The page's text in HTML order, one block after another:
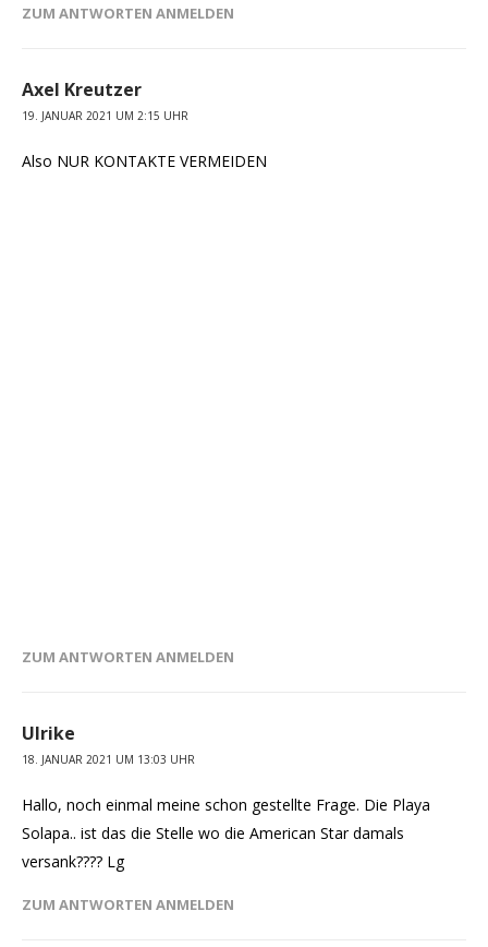
ZUM ANTWORTEN ANMELDEN
Axel Kreutzer
19. JANUAR 2021 UM 2:15 UHR
Also NUR KONTAKTE VERMEIDEN
ZUM ANTWORTEN ANMELDEN
Ulrike
18. JANUAR 2021 UM 13:03 UHR
Hallo, noch einmal meine schon gestellte Frage. Die Playa
Solapa.. ist das die Stelle wo die American Star damals
versank???? Lg
ZUM ANTWORTEN ANMELDEN